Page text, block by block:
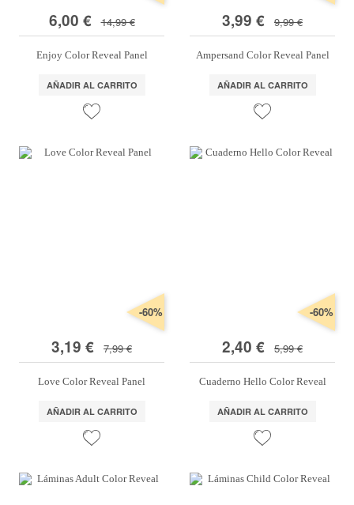
6,00 € 14,99 €
Enjoy Color Reveal Panel
AÑADIR AL CARRITO
3,99 € 9,99 €
Ampersand Color Reveal Panel
AÑADIR AL CARRITO
3,19 € 7,99 €
-60%
Love Color Reveal Panel
AÑADIR AL CARRITO
2,40 € 5,99 €
-60%
Cuaderno Hello Color Reveal
AÑADIR AL CARRITO